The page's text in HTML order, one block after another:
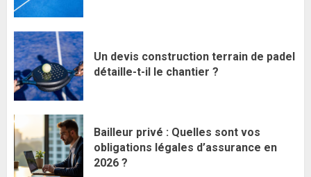
Un devis construction terrain de padel
détaille-t-il le chantier ?
Bailleur privé : Quelles sont vos
obligations légales d’assurance en
2026 ?